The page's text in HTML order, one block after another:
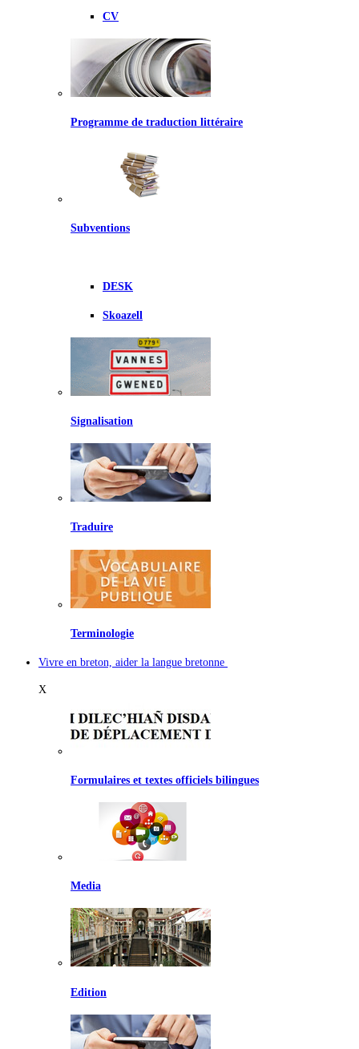
CV
Programme de traduction littéraire
Subventions
DESK
Skoazell
Signalisation
Traduire
Terminologie
Vivre en breton, aider la langue bretonne
X
Formulaires et textes officiels bilingues
Media
Edition